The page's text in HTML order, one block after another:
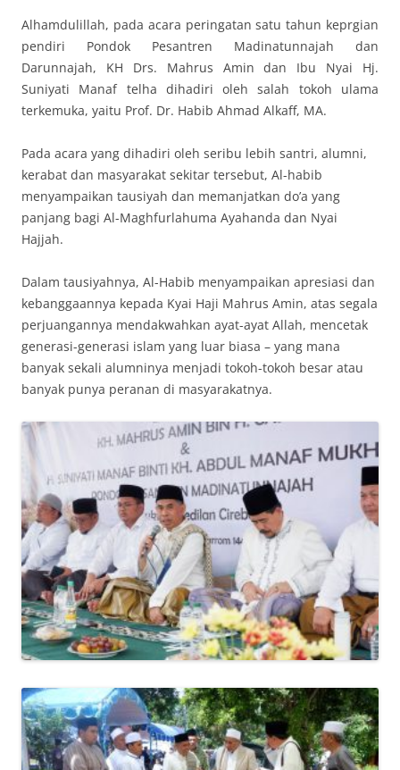
Alhamdulillah, pada acara peringatan satu tahun keprgian
pendiri Pondok Pesantren Madinatunnajah dan
Darunnajah, KH Drs. Mahrus Amin dan Ibu Nyai Hj.
Suniyati Manaf telha dihadiri oleh salah tokoh ulama
terkemuka, yaitu Prof. Dr. Habib Ahmad Alkaff, MA.
Pada acara yang dihadiri oleh seribu lebih santri, alumni,
kerabat dan masyarakat sekitar tersebut, Al-habib
menyampaikan tausiyah dan memanjatkan do’a yang
panjang bagi Al-Maghfurlahuma Ayahanda dan Nyai
Hajjah.
Dalam tausiyahnya, Al-Habib menyampaikan apresiasi dan
kebanggaannya kepada Kyai Haji Mahrus Amin, atas segala
perjuangannya mendakwahkan ayat-ayat Allah, mencetak
generasi-generasi islam yang luar biasa – yang mana
banyak sekali alumninya menjadi tokoh-tokoh besar atau
banyak punya peranan di masyarakatnya.